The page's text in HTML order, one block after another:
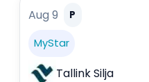
Aug 9 P
MyStar
Tallink Silja